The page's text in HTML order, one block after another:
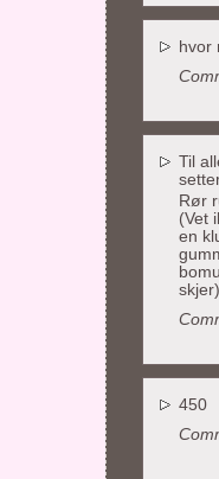
hvor
Til
Rør
(Vet
en
skjer)
450